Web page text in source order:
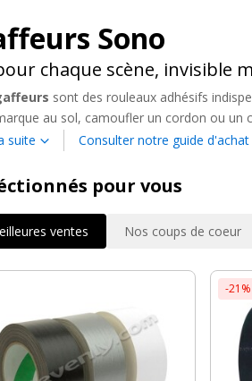
Sono
chaque scène, invisible
sont des rouleaux adhésifs
au sol, camoufler un cordon ou un
et ne laissent pas de marque sur la
du théâtre, du spectacle, de
suite Consulter notre guide d'achat
pour vous
ventes Nos coups de coeur
-21%